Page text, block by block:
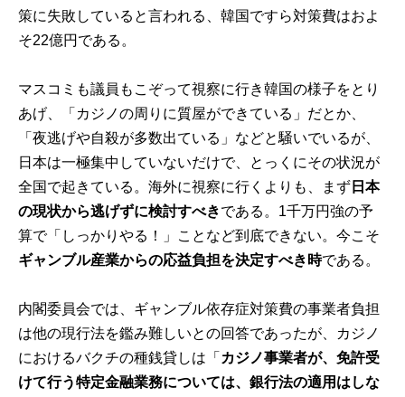
策に失敗していると言われる、韓国ですら対策費はおよ
そ22億円である。
マスコミも議員もこぞって視察に行き韓国の様子をとり
あげ、「カジノの周りに質屋ができている」だとか、
「夜逃げや自殺が多数出ている」などと騒いでいるが、
日本は一極集中していないだけで、とっくにその状況が
全国で起きている。海外に視察に行くよりも、まず 日本
の現状から逃げずに検討すべきである。1千万円強の予
算で「しっかりやる！」ことなど到底できない。今こそ
ギャンブル産業からの応益負担を決定すべき時である。
内閣委員会では、ギャンブル依存症対策費の事業者負担
は他の現行法を鑑み難しいとの回答であったが、カジノ
におけるバクチの種銭貸しは「 カジノ事業者が、免許受
けて行う特定金融業務については、銀行法の適用はしな